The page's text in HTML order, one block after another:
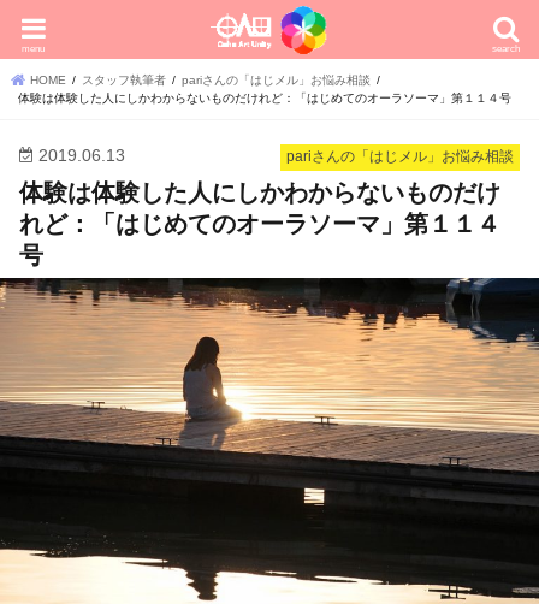
search
menu
HOME スタッフ執筆者
pariさんの「はじメル」お悩み相談
体験は体験した人にしかわからないものだけれど：「はじめてのオーラソーマ」第１１４号
pariさんの「はじメル」お悩み相談
2019.06.13
体験は体験した人にしかわからないものだけ
れど：「はじめてのオーラソーマ」第１１４
号